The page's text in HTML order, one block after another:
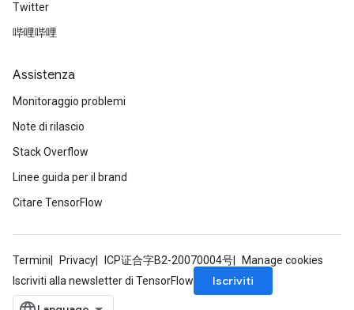
Twitter
哔哩哔哩
Assistenza
Monitoraggio problemi
Note di rilascio
Stack Overflow
Linee guida per il brand
Citare TensorFlow
Termini Privacy ICP证合字B2-20070004号
Manage cookies
Iscriviti alla newsletter di TensorFlow
Iscriviti